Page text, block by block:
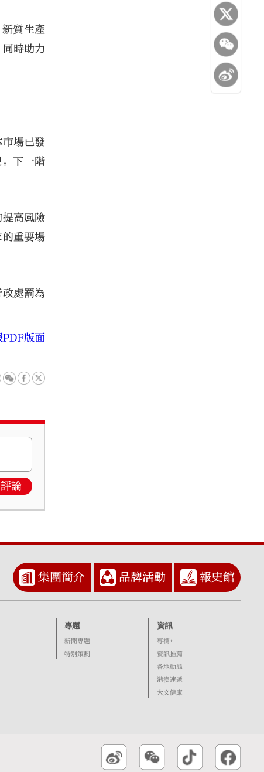
質生產
時助力
場已發
下一階
高風險
重要場
處罰為
PDF版面
評論
集團簡介 品牌活動 報史館
專題
新聞專題
特別策劃
資訊
專欄+
資訊推薦
各地動態
港澳速遞
大文健康